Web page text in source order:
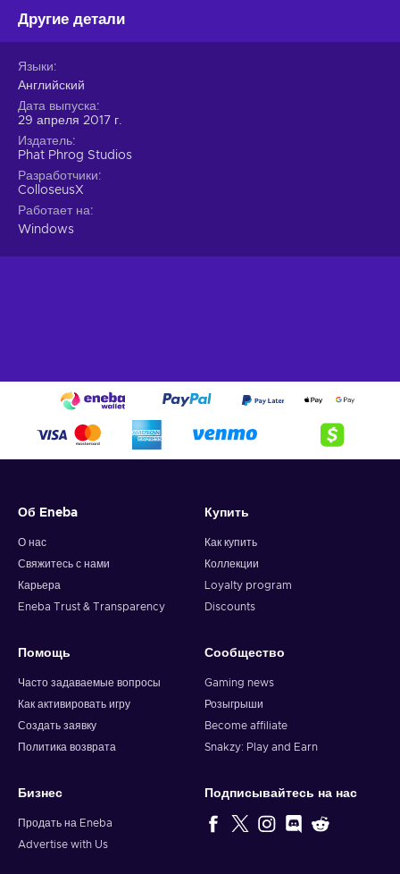
Другие детали
Языки
Английский
Дата выпуска
29 апреля 2017 г.
Издатель
Phat Phrog Studios
Разработчики
ColloseusX
Работает на
Windows
Об Eneba
О нас
Свяжитесь с нами
Карьера
Eneba Trust & Transparency
Купить
Как купить
Коллекции
Loyalty program
Discounts
Помощь
Часто задаваемые вопросы
Как активировать игру
Создать заявку
Политика возврата
Сообщество
Gaming news
Розыгрыши
Become affiliate
Snakzy: Play and Earn
Бизнес
Продать на Eneba
Advertise with Us
Подписывайтесь на нас